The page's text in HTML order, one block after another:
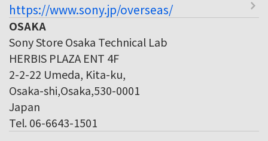
https://www.sony.jp/overseas/
OSAKA
Sony Store Osaka Technical Lab
HERBIS PLAZA ENT 4F
2-2-22 Umeda, Kita-ku,
Osaka-shi,Osaka,530-0001
Japan
Tel. 06-6643-1501